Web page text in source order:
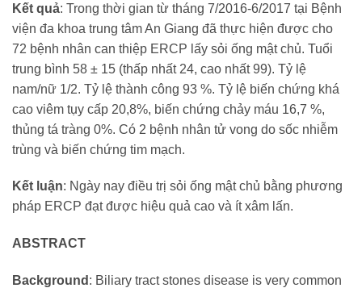
Kết quả: Trong thời gian từ tháng 7/2016-6/2017 tại Bệnh
viện đa khoa trung tâm An Giang đã thực hiện được cho
72 bệnh nhân can thiệp ERCP lấy sỏi ống mật chủ. Tuổi
trung bình 58 ± 15 (thấp nhất 24, cao nhất 99). Tỷ lệ
nam/nữ 1/2. Tỷ lệ thành công 93 %. Tỷ lệ biến chứng khá
cao viêm tụy cấp 20,8%, biến chứng chảy máu 16,7 %,
thủng tá tràng 0%. Có 2 bệnh nhân tử vong do sốc nhiễm
trùng và biến chứng tim mạch.
Kết luận: Ngày nay điều trị sỏi ống mật chủ bằng phương
pháp ERCP đạt được hiệu quả cao và ít xâm lấn.
ABSTRACT
Background : Biliary tract stones disease is very common